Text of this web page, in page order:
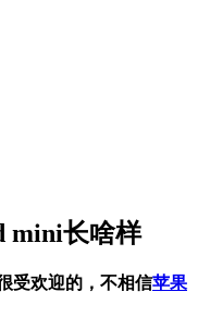
mini长啥样
受欢迎的，不相信苹果